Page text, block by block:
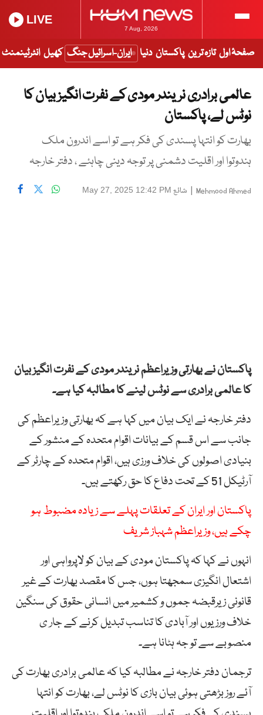
7 Aug, 2026
LIVE
صفحۂ اول تازہ ترین پاکستان دنیا ایران-اسرائیل جنگ کھیل انٹرٹینمنٹ
عالمی برادری نریندر مودی کے نفرت انگیز بیان کا
نوٹس لے، پاکستان
بھارت کو انتہا پسندی کی فکر ہے تو اسے اندرون ملک
ہندوتوا اور اقلیت دشمنی پر توجہ دینی چاہئے ، دفتر خارجہ
Mehmood Ahmed
| شائع May 27, 2025 12:42 PM
پاکستان نے بھارتی وزیراعظم نریندر مودی کے نفرت انگیز بیان
کا عالمی برادری سے نوٹس لینے کا مطالبہ کیا ہے۔
دفتر خارجہ نے ایک بیان میں کہا ہے کہ بھارتی وزیراعظم کی
جانب سے اس قسم کے بیانات اقوام متحدہ کے منشور کے
بنیادی اصولوں کی خلاف ورزی ہیں، اقوام متحدہ کے چارٹر کے
آرٹیکل 51 کے تحت دفاع کا حق رکھتے ہیں۔
پاکستان اور ایران کے تعلقات پہلے سے زیادہ مضبوط ہو
چکے ہیں، وزیراعظم شہباز شریف
انہوں نے کہا کہ پاکستان مودی کے بیان کو لاپرواہی اور
اشتعال انگیزی سمجھتا ہوں، جس کا مقصد بھارت کے غیر
قانونی زیرقبضہ جموں و کشمیر میں انسانی حقوق کی سنگین
خلاف ورزیوں اور آبادی کا تناسب تبدیل کرنے کے جار ی
منصوبے سے تو جہ ہٹانا ہے۔
ترجمان دفتر خارجہ نے مطالبہ کیا کہ عالمی برادری بھارت کی
آئے روز بڑھتی ہوئی بیان بازی کا نوٹس لے، بھارت کو انتہا